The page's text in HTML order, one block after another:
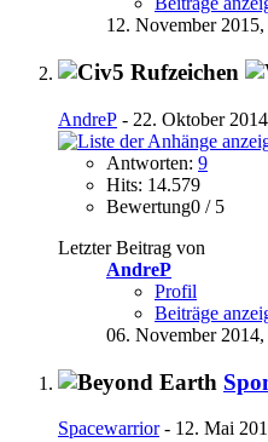
12. November 2015,
AndreP - 22. Oktober
Antworten: 9
Hits: 14.579
Bewertung0 / 5
Letzter Beitrag von
AndreP
Profil
Beiträge
06. November 2014,
Spacewarrior- 12. Mai